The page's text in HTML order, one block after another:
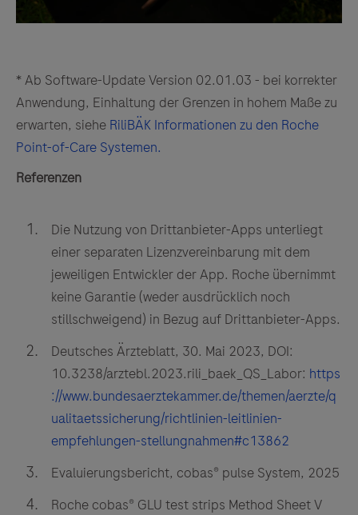
* Ab Software-Update Version 02.01.03 - bei korrekter
Anwendung, Einhaltung der Grenzen in hohem Maße zu
erwarten, siehe RiliBÄK Informationen zu den Roche
Point-of-Care Systemen.
Referenzen
Die Nutzung von Drittanbieter-Apps unterliegt
einer separaten Lizenzvereinbarung mit dem
jeweiligen Entwickler der App. Roche übernimmt
keine Garantie (weder ausdrücklich noch
stillschweigend) in Bezug auf Drittanbieter-Apps.
Deutsches Ärzteblatt, 30. Mai 2023, DOI:
10.3238/arztebl.2023.rili_baek_QS_Labor: https
://www.bundesaerztekammer.de/themen/aerzte/q
ualitaetssicherung/richtlinien-leitlinien-
empfehlungen-stellungnahmen#c13862
Evaluierungsbericht, cobas® pulse System, 2025
Roche cobas® GLU test strips Method Sheet V